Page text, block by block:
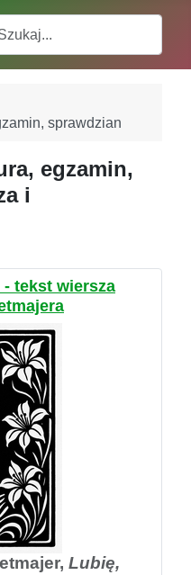
sprawdzian
egzamin,
i
tekst wiersza
Lubię,